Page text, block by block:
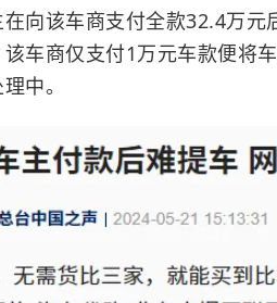
向该车商支付全款32.4万元
车商仅支付1万元车款便将
中。